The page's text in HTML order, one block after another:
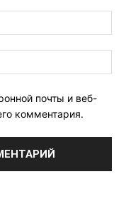
почты и веб-
комментария.